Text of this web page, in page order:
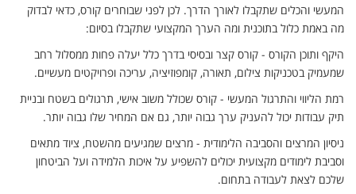
המעשי והכלים שתקבלו לאורך הדרך. לכן לפני שבוחרים קורס, כדאי לבדוק
מה באמת כלול בתוכנית ומה הערך המקצועי שתקבלו בסיום:
היקף ותוכן הקורס - קורס קצר ובסיסי בדרך כלל יעלה פחות ממסלול רחב
שמעמיק בטכניקות צילום, תאורה, קומפוזיציה, עריכה ופרויקטים מעשיים.
רמת הליווי והתרגול המעשי - קורס שכולל משוב אישי, תרגולים בשטח ובניית
תיק עבודות יכול להעניק ערך גבוה יותר, גם אם המחיר שלו גבוה יותר.
ניסיון המרצים והסביבה הלימודית - מרצים שמגיעים מהשטח, ציוד מתאים
וסביבת לימודים מקצועית יכולים להשפיע על איכות הלמידה ועל הביטחון
שלכם לצאת לעבודה בתחום.